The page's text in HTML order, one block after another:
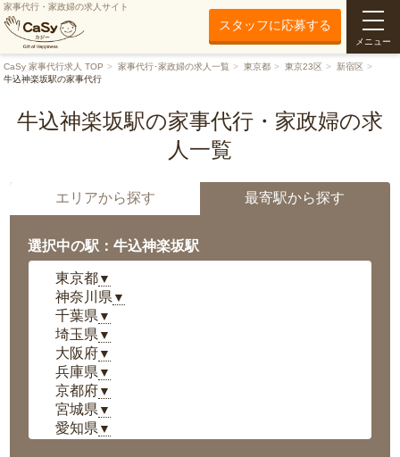
家事代行・家政婦の求人サイト
スタッフに応募する
メニュー
CaSy 家事代行求人 TOP 家事代行･家政婦の求人一覧 東京都 東京23区
新宿区
牛込神楽坂駅の家事代行
牛込神楽坂駅の家事代行・家政婦の求
人一覧
エリアから探す 最寄駅から探す
選択中の駅：牛込神楽坂駅
東京都▼
神奈川県 ▼
千葉県 ▼
埼玉県 ▼
大阪府▼
兵庫県 ▼
京都府▼
宮城県 ▼
愛知県 ▼